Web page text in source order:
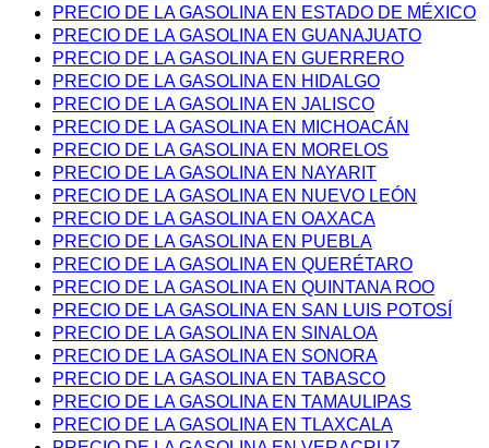
PRECIO DE LA GASOLINA EN ESTADO DE MÉXICO
PRECIO DE LA GASOLINA EN GUANAJUATO
PRECIO DE LA GASOLINA EN GUERRERO
PRECIO DE LA GASOLINA EN HIDALGO
PRECIO DE LA GASOLINA EN JALISCO
PRECIO DE LA GASOLINA EN MICHOACÁN
PRECIO DE LA GASOLINA EN MORELOS
PRECIO DE LA GASOLINA EN NAYARIT
PRECIO DE LA GASOLINA EN NUEVO LEÓN
PRECIO DE LA GASOLINA EN OAXACA
PRECIO DE LA GASOLINA EN PUEBLA
PRECIO DE LA GASOLINA EN QUERÉTARO
PRECIO DE LA GASOLINA EN QUINTANA ROO
PRECIO DE LA GASOLINA EN SAN LUIS POTOSÍ
PRECIO DE LA GASOLINA EN SINALOA
PRECIO DE LA GASOLINA EN SONORA
PRECIO DE LA GASOLINA EN TABASCO
PRECIO DE LA GASOLINA EN TAMAULIPAS
PRECIO DE LA GASOLINA EN TLAXCALA